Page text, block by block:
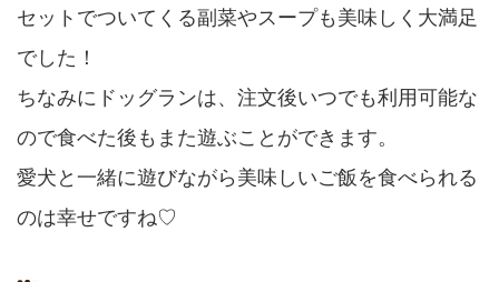
セットでついてくる副菜やスープも美味しく大満足
でした！
ちなみにドッグランは、 注文後いつでも利用可能な
ので食べた後もまた遊ぶことができます。
愛犬と一緒に遊びながら美味しいご飯を食べられる
のは幸せですね♡